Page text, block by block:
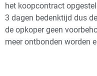
het koopcontract
3 dagen bedenktijd dus
de opkoper geen
meer ontbonden worden